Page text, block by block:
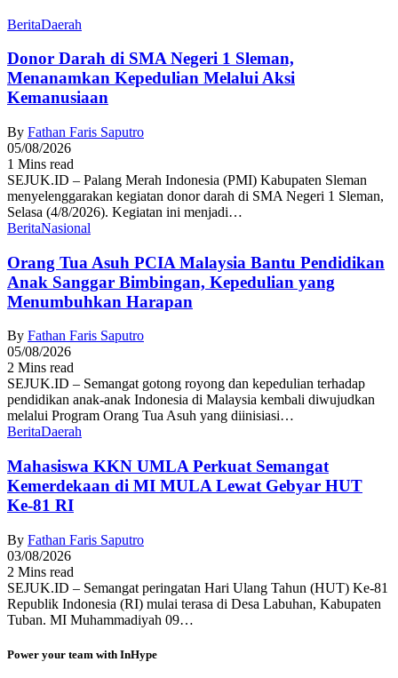
BeritaDaerah
Donor Darah di SMA Negeri 1 Sleman,
Menanamkan Kepedulian Melalui Aksi
Kemanusiaan
By Fathan Faris Saputro
05/08/2026
1 Mins read
SEJUK.ID – Palang Merah Indonesia (PMI) Kabupaten Sleman
menyelenggarakan kegiatan donor darah di SMA Negeri 1 Sleman,
Selasa (4/8/2026). Kegiatan ini menjadi…
BeritaNasional
Orang Tua Asuh PCIA Malaysia Bantu Pendidikan
Anak Sanggar Bimbingan, Kepedulian yang
Menumbuhkan Harapan
By Fathan Faris Saputro
05/08/2026
2 Mins read
SEJUK.ID – Semangat gotong royong dan kepedulian terhadap
pendidikan anak-anak Indonesia di Malaysia kembali diwujudkan
melalui Program Orang Tua Asuh yang diinisiasi…
BeritaDaerah
Mahasiswa KKN UMLA Perkuat Semangat
Kemerdekaan di MI MULA Lewat Gebyar HUT
Ke-81 RI
By Fathan Faris Saputro
03/08/2026
2 Mins read
SEJUK.ID – Semangat peringatan Hari Ulang Tahun (HUT) Ke-81
Republik Indonesia (RI) mulai terasa di Desa Labuhan, Kabupaten
Tuban. MI Muhammadiyah 09…
Power your team with InHype